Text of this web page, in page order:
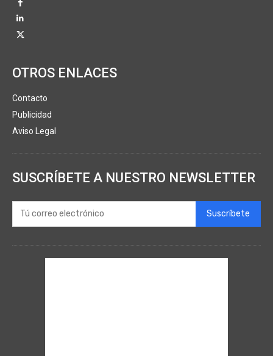
OTROS ENLACES
Contacto
Publicidad
Aviso Legal
SUSCRÍBETE A NUESTRO NEWSLETTER
Suscríbete